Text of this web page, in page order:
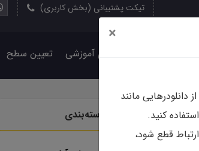
تیکت پشتیبانی (بخش کاربری)
محصولات نرم افزارهای آموزشی تعیین سطح
دسته‌بندی
×
دانلودرهایی مانند
کنید.
قطع شود،